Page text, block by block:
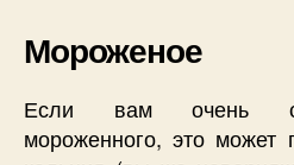
Мороженое
Если вам очень
мороженного, это может